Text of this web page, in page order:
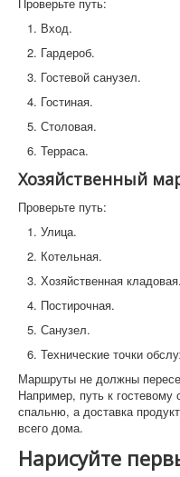
Вход.
Гардероб.
Гостевой санузел.
Гостиная.
Столовая.
Терраса.
Хозяйственный
Проверьте путь:
Улица.
Котельная.
Хозяйственная кладовая.
Постирочная.
Санузел.
Технические точки
Маршруты не должны
Например, путь к
спальню, а доставка
всего дома.
Нарисуйте